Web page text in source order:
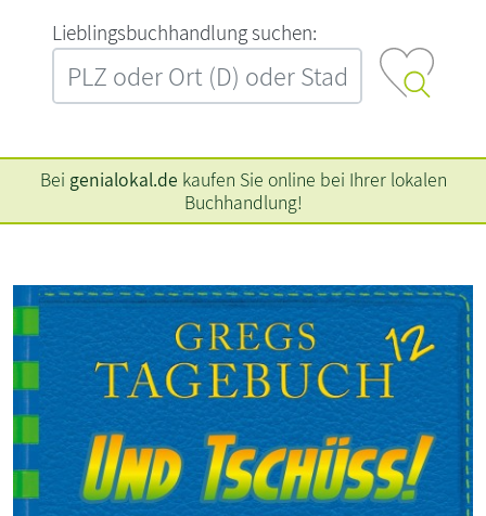
L‍i‍e‍b‍l‍i‍n‍g‍s‍b‍u‍c‍h‍h‍a‍n‍d‍l‍u‍n‍g‍ ‍s‍u‍c‍h‍e‍n‍:‍
Bei genialokal.de kaufen Sie online bei Ihrer lokalen
Buchhandlung!